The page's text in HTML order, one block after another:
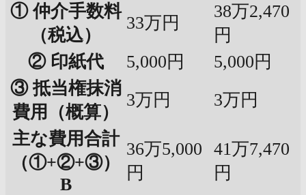
① 仲介手数料
（税込）
33万円
38万2,470
円
② 印紙代
5,000円
5,000円
③ 抵当権抹消
費用（概算）
3万円
3万円
主な費用合計
（①+②+③）
B
36万5,000
円
41万7,470
円